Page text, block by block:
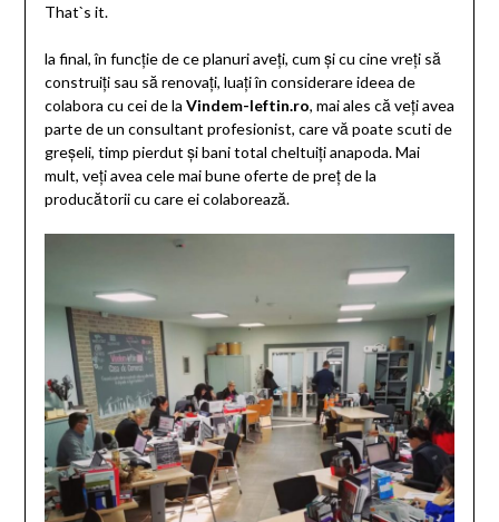
That`s it.
la final, în funcție de ce planuri aveți, cum și cu cine vreți să
construiți sau să renovați, luați în considerare ideea de
colabora cu cei de la Vindem-Ieftin.ro, mai ales că veți avea
parte de un consultant profesionist, care vă poate scuti de
greșeli, timp pierdut și bani total cheltuiți anapoda. Mai
mult, veți avea cele mai bune oferte de preț de la
producătorii cu care ei colaborează.